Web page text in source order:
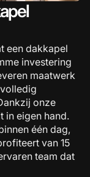
een dakkapel
investering
maatwerk
onze
in eigen hand.
één dag,
van 15
team dat